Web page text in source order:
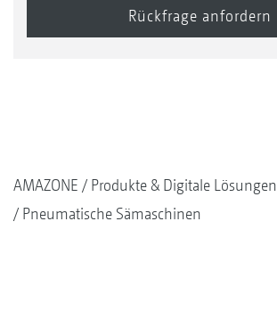
AMAZONE Produkte & Digitale Lösungen
Pneumatische Sämaschinen